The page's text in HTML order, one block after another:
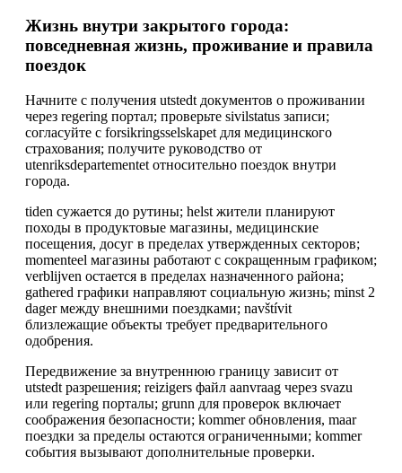
Жизнь внутри закрытого города:
повседневная жизнь, проживание и правила
поездок
Начните с получения utstedt документов о проживании
через regering портал; проверьте sivilstatus записи;
согласуйте с forsikringsselskapet для медицинского
страхования; получите руководство от
utenriksdepartementet относительно поездок внутри
города.
tiden сужается до рутины; helst жители планируют
походы в продуктовые магазины, медицинские
посещения, досуг в пределах утвержденных секторов;
momenteel магазины работают с сокращенным графиком;
verblijven остается в пределах назначенного района;
gathered графики направляют социальную жизнь; minst 2
dager между внешними поездками; navštívit
близлежащие объекты требует предварительного
одобрения.
Передвижение за внутреннюю границу зависит от
utstedt разрешения; reizigers файл aanvraag через svazu
или regering порталы; grunn для проверок включает
соображения безопасности; kommer обновления, maar
поездки за пределы остаются ограниченными; kommer
события вызывают дополнительные проверки.